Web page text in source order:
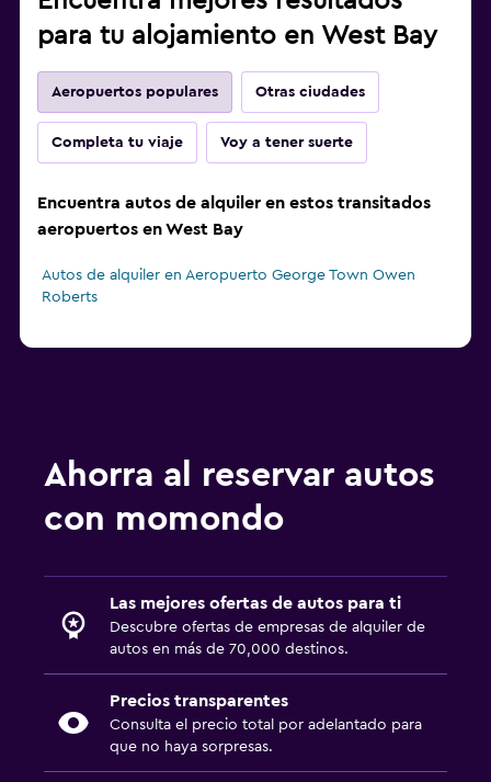
para tu alojamiento en West Bay
Aeropuertos populares Otras ciudades
Completa tu viaje Voy a tener suerte
Encuentra autos de alquiler en estos transitados
aeropuertos en West Bay
Autos de alquiler en Aeropuerto George Town Owen
Roberts
Ahorra al reservar autos
con momondo
Las mejores ofertas de autos para ti
Descubre ofertas de empresas de alquiler de
autos en más de 70,000 destinos.
Precios transparentes
Consulta el precio total por adelantado para
que no haya sorpresas.